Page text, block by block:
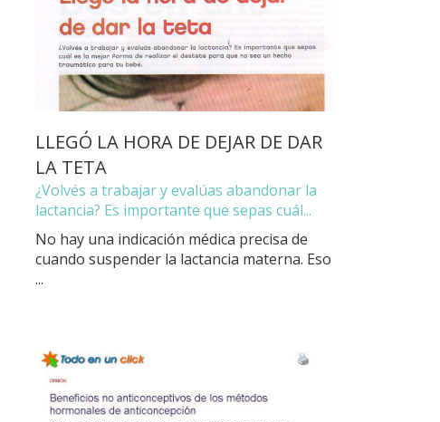
LLEGÓ LA HORA DE DEJAR DE DAR
LA TETA
¿Volvés a trabajar y evalúas abandonar la
lactancia? Es importante que sepas cuál...
No hay una indicación médica precisa de
cuando suspender la lactancia materna. Eso
...